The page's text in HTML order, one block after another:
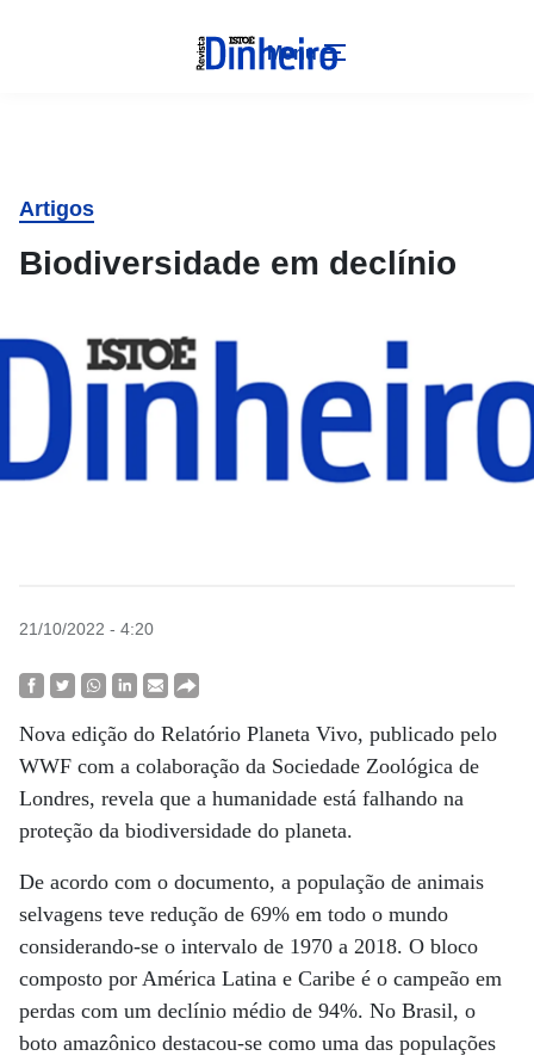
Menu
Artigos
Biodiversidade em declínio
21/10/2022 - 4:20
Nova edição do Relatório Planeta Vivo, publicado pelo
WWF com a colaboração da Sociedade Zoológica de
Londres, revela que a humanidade está falhando na
proteção da biodiversidade do planeta.
De acordo com o documento, a população de animais
selvagens teve redução de 69% em todo o mundo
considerando-se o intervalo de 1970 a 2018. O bloco
composto por América Latina e Caribe é o campeão em
perdas com um declínio médio de 94%. No Brasil, o
boto amazônico destacou-se como uma das populações